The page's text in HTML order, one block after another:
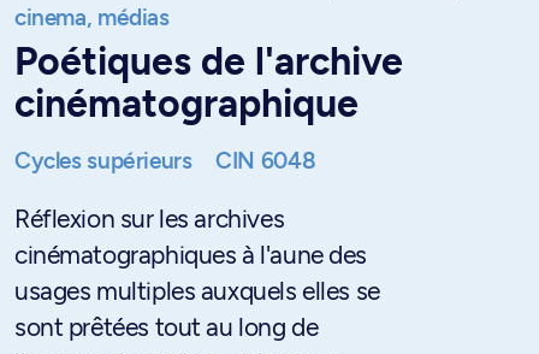
cinema, médias
Poétiques de l'archive
cinématographique
Cycles supérieurs CIN 6048
Réflexion sur les archives
cinématographiques à l'aune des
usages multiples auxquels elles se
sont prêtées tout au long de